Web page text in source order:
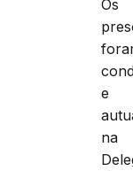
Os
e
na